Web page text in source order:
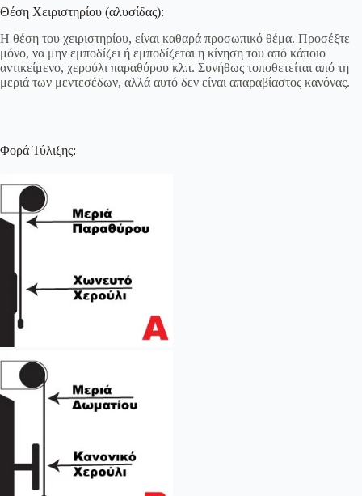
Θέση Χειριστηρίου (αλυσίδας):
Η θέση του χειριστηρίου, είναι καθαρά προσωπικό θέμα. Προσέξτε
μόνο, να μην εμποδίζει ή εμποδίζεται η κίνηση του από κάποιο
αντικείμενο, χερούλι παραθύρου κλπ. Συνήθως τοποθετείται από τη
μεριά των μεντεσέδων, αλλά αυτό δεν είναι απαραβίαστος κανόνας.
Φορά Τύλιξης: